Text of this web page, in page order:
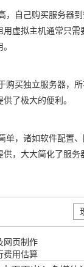
自己购买服务器到
用虚拟主机通常只需
买独立服务器，所
了极大的便利。
，诸如软件配置、
，大大简化了服务
网页制作
费用估算